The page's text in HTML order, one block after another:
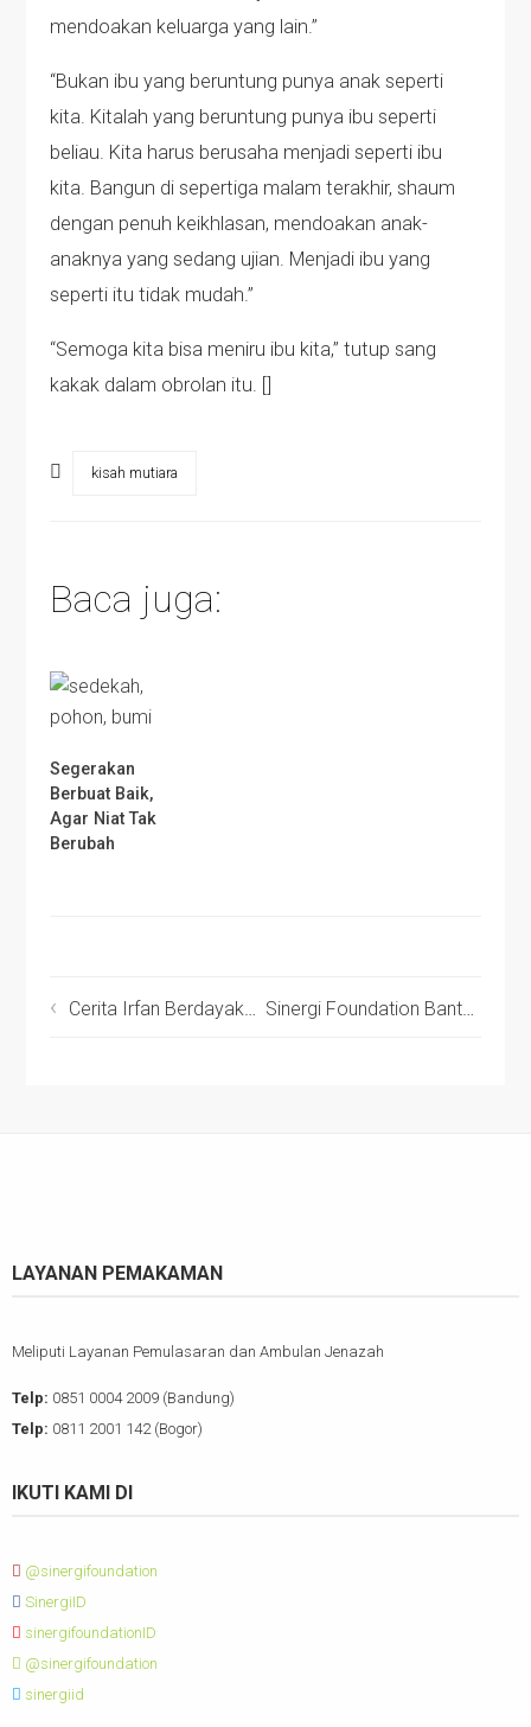
mendoakan keluarga yang lain.”
“Bukan ibu yang beruntung punya anak seperti
kita. Kitalah yang beruntung punya ibu seperti
beliau. Kita harus berusaha menjadi seperti ibu
kita. Bangun di sepertiga malam terakhir, shaum
dengan penuh keikhlasan, mendoakan anak-
anaknya yang sedang ujian. Menjadi ibu yang
seperti itu tidak mudah.”
“Semoga kita bisa meniru ibu kita,” tutup sang
kakak dalam obrolan itu. []
kisah mutiara
Baca juga:
Segerakan
Berbuat Baik,
Agar Niat Tak
Berubah
Cerita Irfan Berdayakan Masyarakat Ciwidey Sinergi Foundation Bantu Pengeboran Sumur di Garut
LAYANAN PEMAKAMAN
Meliputi Layanan Pemulasaran dan Ambulan Jenazah
Telp: 0851 0004 2009 (Bandung)
Telp: 0811 2001 142 (Bogor)
IKUTI KAMI DI
@sinergifoundation
SinergiID
sinergifoundationID
@sinergifoundation
sinergiid